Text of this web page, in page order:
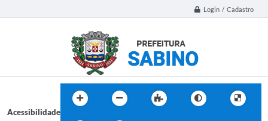
Login / Cadastro
Acessibilidade